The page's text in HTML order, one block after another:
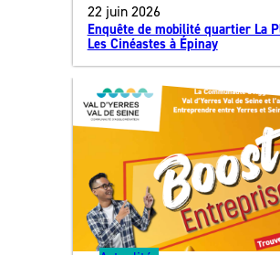
22 juin 2026
Enquête de mobilité quartier La
Les Cinéastes à Épinay